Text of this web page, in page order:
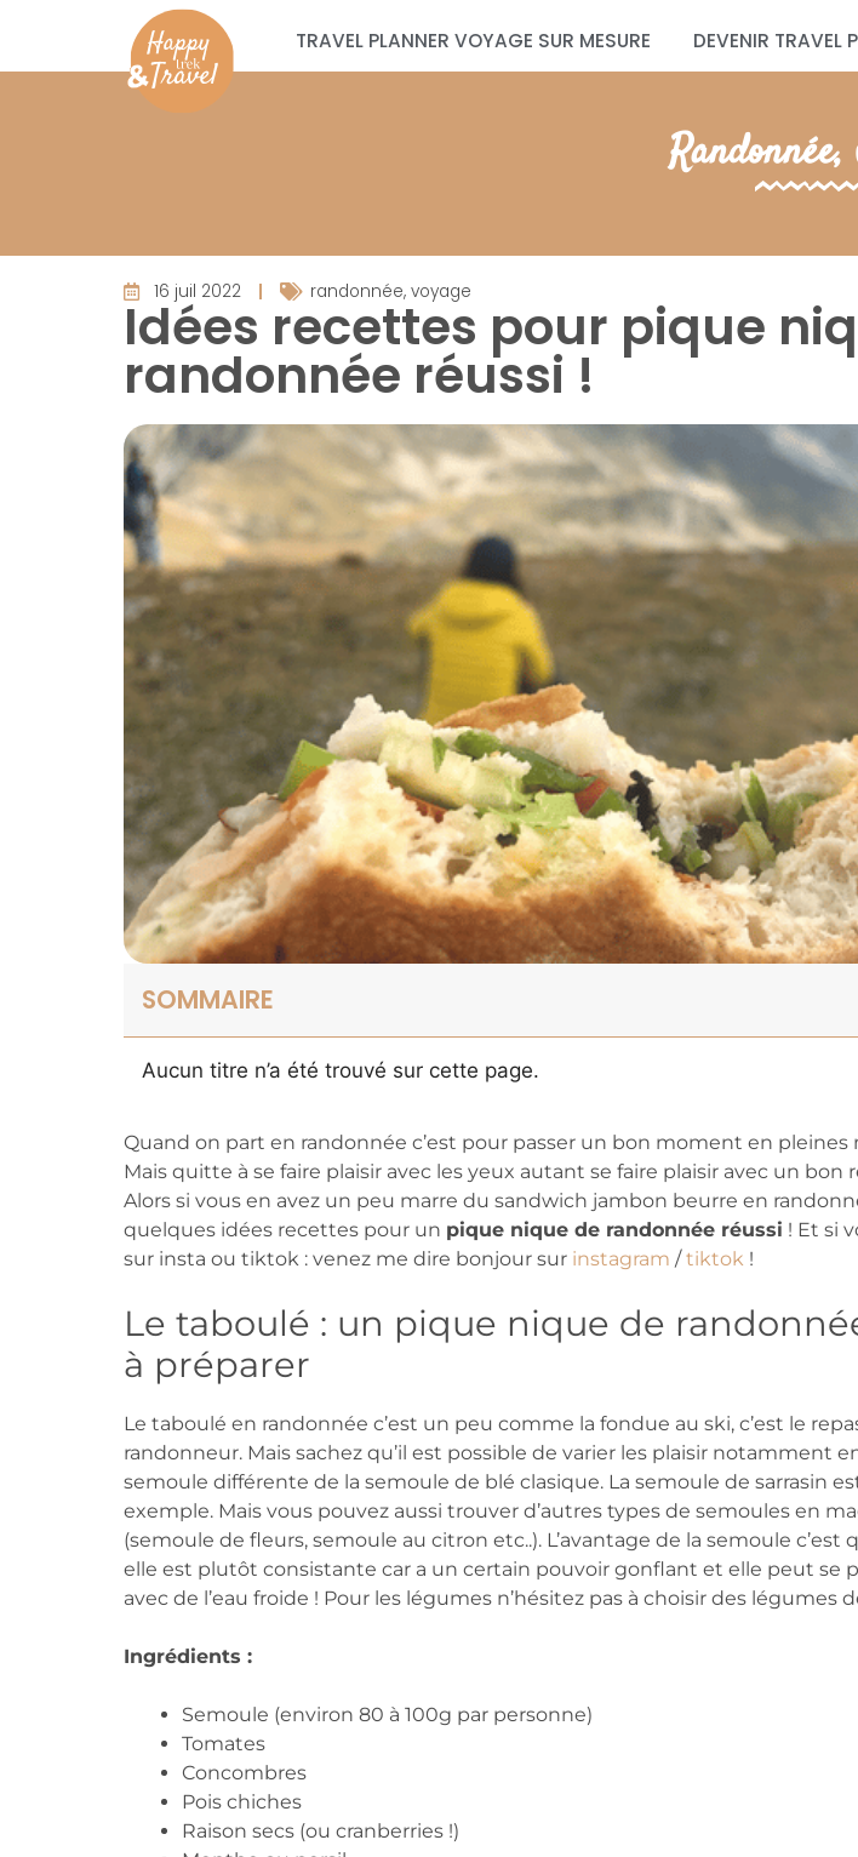
TRAVEL PLANNER VOYAGE SUR MESURE DEVENIR TRAVEL
Randonnée,
16 juil 2022 randonnée, voyage
Idées recettes pour pique
randonnée réussi !
SOMMAIRE
Aucun titre n’a été trouvé sur cette page.
Quand on part en randonnée c’est pour passer un bon moment en pleines
Mais quitte à se faire plaisir avec les yeux autant se faire plaisir avec un bon
Alors si vous en avez un peu marre du sandwich jambon beurre en
quelques idées recettes pour un pique nique de randonnée réussi ! Et si
sur insta ou tiktok : venez me dire bonjour sur instagram /tiktok !
Le taboulé : un pique nique de
à préparer
Le taboulé en randonnée c’est un peu comme la fondue au ski, c’est le
randonneur. Mais sachez qu’il est possible de varier les plaisir notamment
semoule différente de la semoule de blé clasique. La semoule de sarrasin
exemple. Mais vous pouvez aussi trouver d’autres types de semoules en
(semoule de fleurs, semoule au citron etc..). L’avantage de la semoule c’est
elle est plutôt consistante car a un certain pouvoir gonflant et elle peut se
avec de l’eau froide ! Pour les légumes n’hésitez pas à choisir des légumes
Ingrédients :
Semoule (environ 80 à 100g par personne)
Tomates
Concombres
Pois chiches
Raison secs (ou cranberries !)